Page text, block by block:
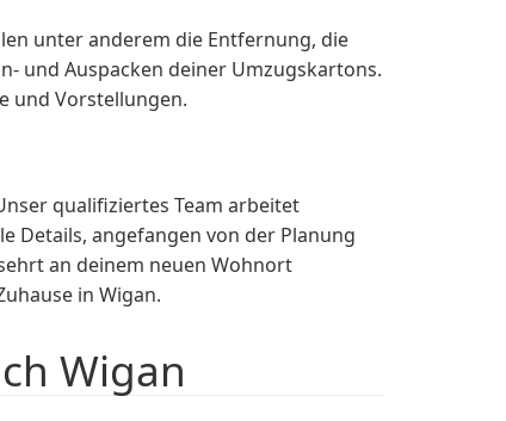
unter anderem die Entfernung, die
und Auspacken deiner Umzugskartons.
und Vorstellungen.
qualifiziertes Team arbeitet
Details, angefangen von der Planung
an deinem neuen Wohnort
in Wigan.
Wigan